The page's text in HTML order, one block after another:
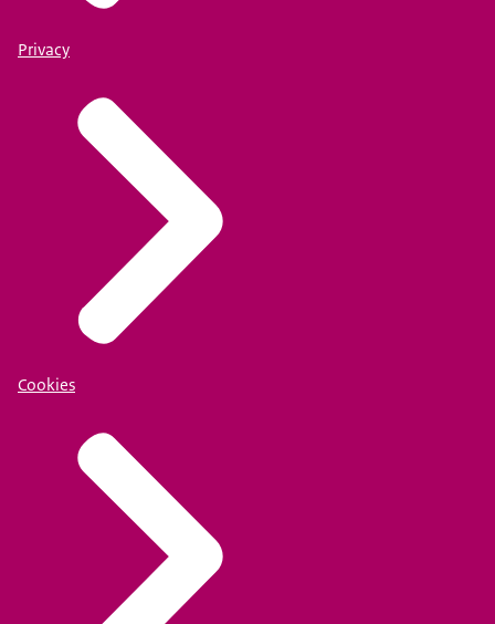
Privacy
Cookies